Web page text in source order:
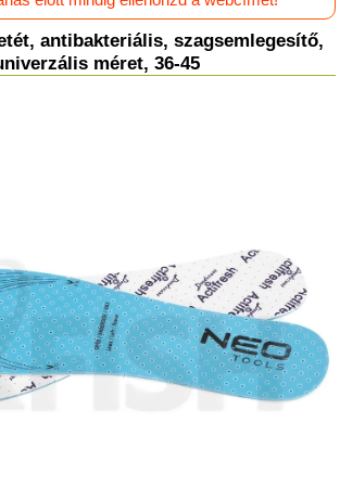
antibakteriális, szagsemlegesítő,
méret, 36-45